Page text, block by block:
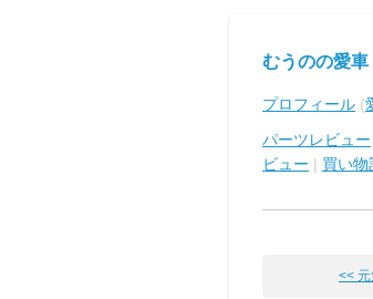
むうのの愛車
プロフィール (
パーツレビュー
ビュー | 買い物
<<